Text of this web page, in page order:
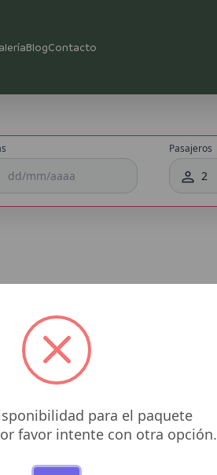
BlogContacto
Tulum) ¥
Pasajeros
2
para el paquete
favor intente con otra opción.